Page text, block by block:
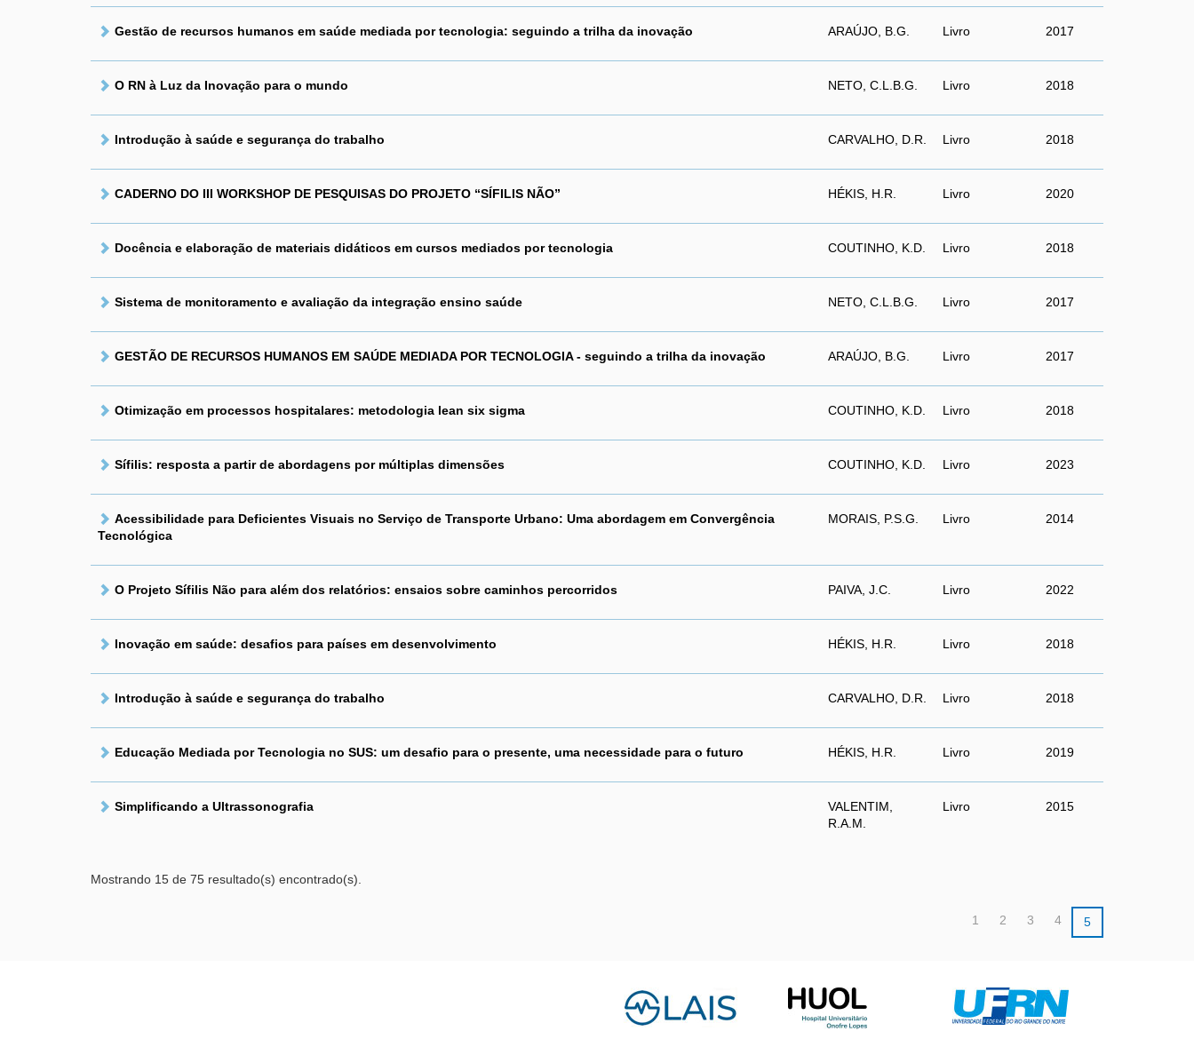
Gestão de recursos humanos em saúde mediada por tecnologia: seguindo a trilha da inovação ARAÚJO, B.G. Livro 2017
O RN à Luz da Inovação para o mundo NETO, C.L.B.G. Livro 2018
Introdução à saúde e segurança do trabalho CARVALHO, D.R. Livro 2018
CADERNO DO III WORKSHOP DE PESQUISAS DO PROJETO “SÍFILIS NÃO” HÉKIS, H.R. Livro 2020
Docência e elaboração de materiais didáticos em cursos mediados por tecnologia COUTINHO, K.D. Livro 2018
Sistema de monitoramento e avaliação da integração ensino saúde NETO, C.L.B.G. Livro 2017
GESTÃO DE RECURSOS HUMANOS EM SAÚDE MEDIADA POR TECNOLOGIA - seguindo a trilha da inovação ARAÚJO, B.G. Livro 2017
Otimização em processos hospitalares: metodologia lean six sigma COUTINHO, K.D. Livro 2018
Sífilis: resposta a partir de abordagens por múltiplas dimensões COUTINHO, K.D. Livro 2023
Acessibilidade para Deficientes Visuais no Serviço de Transporte Urbano: Uma abordagem em Convergência
Tecnológica
MORAIS, P.S.G. Livro 2014
O Projeto Sífilis Não para além dos relatórios: ensaios sobre caminhos percorridos PAIVA, J.C. Livro 2022
Inovação em saúde: desafios para países em desenvolvimento HÉKIS, H.R. Livro 2018
Introdução à saúde e segurança do trabalho CARVALHO, D.R. Livro 2018
Educação Mediada por Tecnologia no SUS: um desafio para o presente, uma necessidade para o futuro HÉKIS, H.R. Livro 2019
Simplificando a Ultrassonografia
VALENTIM,
R.A.M.
Livro 2015
Mostrando 15 de 75 resultado(s) encontrado(s).
1 2 3 4 5